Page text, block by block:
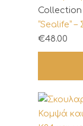
στη
σελίδα
του
Collection
“Sealife”
€48.00